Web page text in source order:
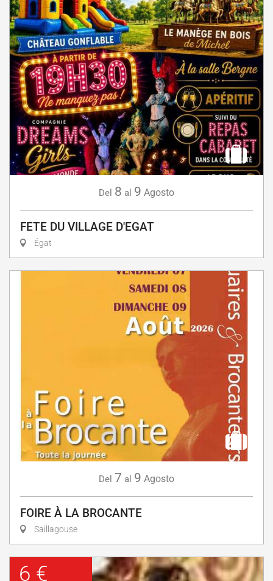
Del 8 al 9 Agosto
FETE DU VILLAGE D'EGAT
Égat
Del 7 al 9 Agosto
FOIRE À LA BROCANTE
Saillagouse
6 €